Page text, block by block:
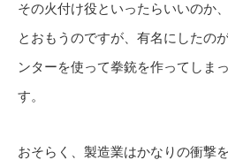
その火付け役といったらいいのか
とおもうのですが、有名にしたの
ンターを使って拳銃を作ってしま
す。
おそらく、製造業はかなりの衝撃